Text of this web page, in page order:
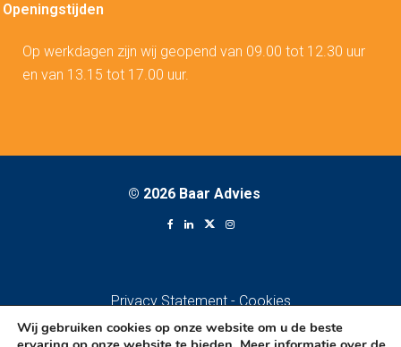
Openingstijden
Op werkdagen zijn wij geopend van 09.00 tot 12.30 uur
en van 13.15 tot 17.00 uur.
© 2026 Baar Advies
Privacy Statement-Cookies
Wij gebruiken cookies op onze website om u de beste